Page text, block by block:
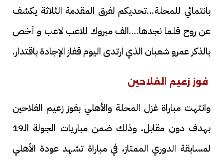
بانتمائي للمحلة...تحديكم لفرق المقدمة الثلاثة يكشف
عن روح قلما نجدها....الف مبروك للاعب لاعب و أخص
بالذكر عمرو شعبان الذي ارتدى اليوم قفاز الإجادة باقتدار.
فوز زعيم الفلاحين
وانتهت مباراة غزل المحلة والأهلي بفوز زعيم الفلاحين
بهدف دون مقابل، وذلك ضمن مباريات الجولة الـ19
لمسابقة الدوري الممتاز، في مباراة تشهد عودة الأهلي